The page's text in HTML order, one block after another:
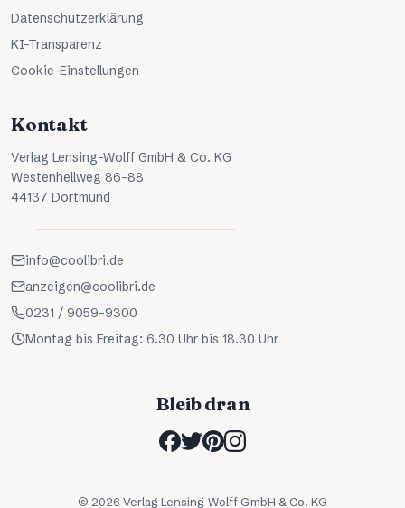
Datenschutzerklärung
KI-Transparenz
Cookie-Einstellungen
Kontakt
Verlag Lensing-Wolff GmbH & Co. KG
Westenhellweg 86-88
44137 Dortmund
info@coolibri.de
anzeigen@coolibri.de
0231 / 9059-9300
Montag bis Freitag: 6.30 Uhr bis 18.30 Uhr
Bleib dran
© 2026 Verlag Lensing-Wolff GmbH & Co. KG